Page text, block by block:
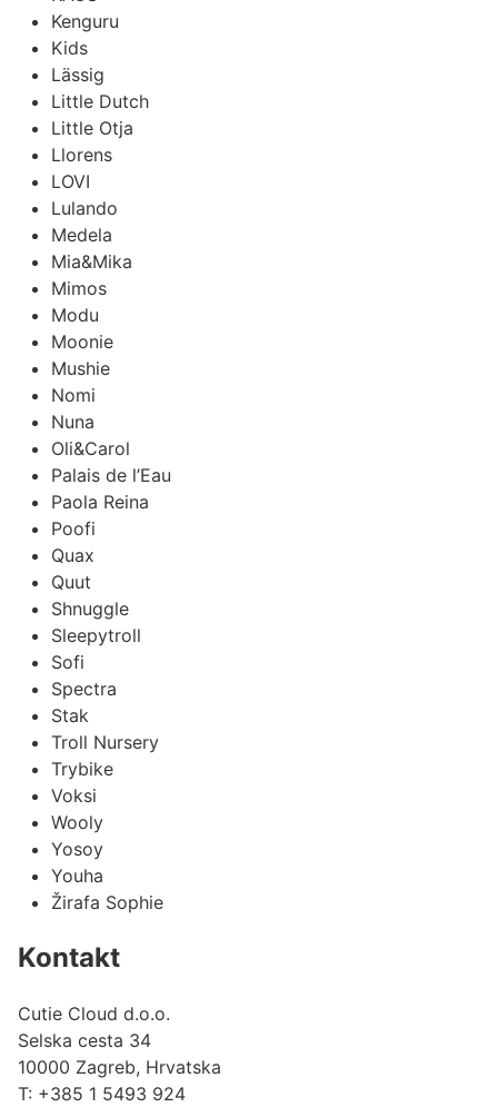
Kenguru
Kids
Lässig
Little Dutch
Little Otja
Llorens
LOVI
Lulando
Medela
Mia&Mika
Mimos
Modu
Moonie
Mushie
Nomi
Nuna
Oli&Carol
Palais de l’Eau
Paola Reina
Poofi
Quax
Quut
Shnuggle
Sleepytroll
Sofi
Spectra
Stak
Troll Nursery
Trybike
Voksi
Wooly
Yosoy
Youha
Žirafa Sophie
Kontakt
Cutie Cloud d.o.o.
Selska cesta 34
10000 Zagreb, Hrvatska
T: +385 1 5493 924